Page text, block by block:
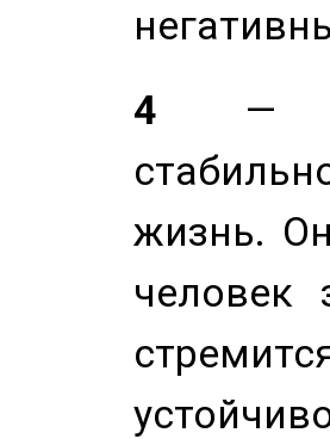
4 —
жизнь.
человек